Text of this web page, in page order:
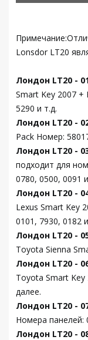
Lonsdor LT20
Лондон LT20 -
Smart Key 2007 +
5290 и т.д.
Лондон LT20 -
Pack Номер:
Лондон LT20 -
подходит для
0780, 0500, 0091
Лондон LT20 -
Lexus Smart Key
0101, 7930, 0182
Лондон LT20 -
Toyota Sienna
Лондон LT20 -
Toyota Smart
далее.
Лондон LT20 -
Номера панелей:
Лондон LT20 -